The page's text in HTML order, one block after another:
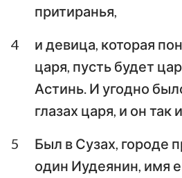
Малахия
притиранья,
4
и девица, которая
царя, пусть будет
Астинь. И угодно
глазах царя, и он так
5
Был в Сузах, городе
один Иудеянин, имя